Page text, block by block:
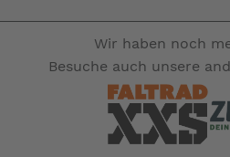
Wir haben noch
Besuche auch unsere